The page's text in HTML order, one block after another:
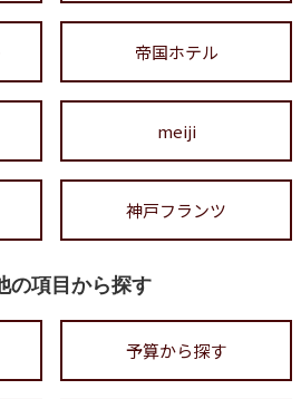
帝国ホテル
meiji
神戸フランツ
の項目から探す
予算から探す